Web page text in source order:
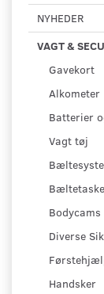
NYHEDER
VAGT &
Gavekort
Alkometer
Batterier
Vagt tøj
Bodycams
Diverse
Handsker